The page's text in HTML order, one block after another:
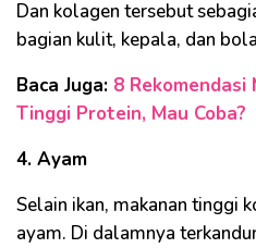
Dan kolagen tersebut
bagian kulit, kepala, dan
Baca Juga: 8 Rekomendasi
Tinggi Protein, Mau Coba?
4. Ayam
Selain ikan, makanan tinggi
ayam. Di dalamnya